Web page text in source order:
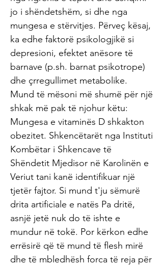
jo i shëndetshëm, si dhe nga
mungesa e stërvitjes. Përveç kësaj,
ka edhe faktorë psikologjikë si
depresioni, efektet anësore të
barnave (p.sh. barnat psikotrope)
dhe çrregullimet metabolike.
Mund të mësoni më shumë për një
shkak më pak të njohur këtu:
Mungesa e vitaminës D shkakton
obezitet. Shkencëtarët nga Instituti
Kombëtar i Shkencave të
Shëndetit Mjedisor në Karolinën e
Veriut tani kanë identifikuar një
tjetër fajtor. Si mund t'ju sëmurë
drita artificiale e natës Pa dritë,
asnjë jetë nuk do të ishte e
mundur në tokë. Por kërkon edhe
errësirë ​​që të mund të flesh mirë
dhe të mbledhësh forca të reja për